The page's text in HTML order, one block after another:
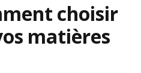
choisir
matières